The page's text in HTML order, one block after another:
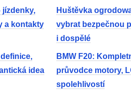
jízdenky,
a kontakty
Huštěvka
vybrat bezpečnou
i dospělé
idea
BMW F20:
průvodce motory,
spolehlivostí